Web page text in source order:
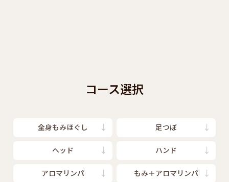
コース選択
全身もみほぐし 足つぼ
ヘッド ハンド
アロマリンパ もみ＋アロマリンパ